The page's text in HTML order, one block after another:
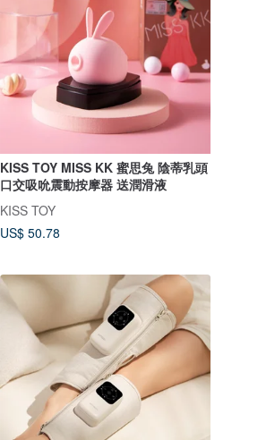
KISS TOY MISS KK 蜜思兔 陰蒂乳頭
口交吸吮震動按摩器 送潤滑液
KISS TOY
US$ 50.78